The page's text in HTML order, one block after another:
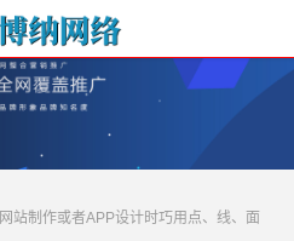
网站制作或者APP设计时巧用点、线、面